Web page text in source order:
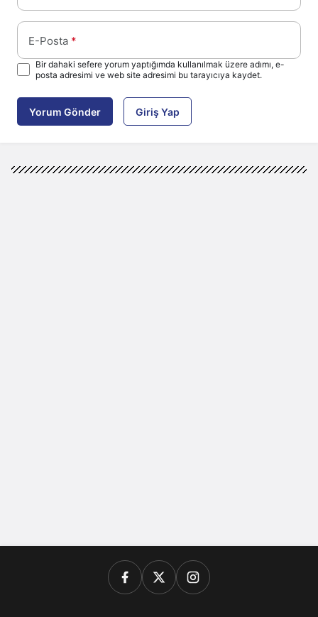
E-Posta *
Bir dahaki sefere yorum yaptığımda kullanılmak üzere adımı, e-
posta adresimi ve web site adresimi bu tarayıcıya kaydet.
Yorum Gönder Giriş Yap